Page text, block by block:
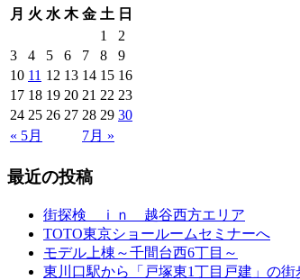
月 火 水 木 金 土 日
« 5月 7月 »
1
2
3
4 5 6 7 8
9
10 11 12 13 14 15 16
17 18 19 20 21 22 23
24 25 26 27 28 29 30
最近の投稿
街探検 ｉｎ 越谷西方エリア
TOTO東京ショールームセミナーへ
モデル上棟～千間台西6丁目～
東川口駅から「戸塚東1丁目戸建」の街